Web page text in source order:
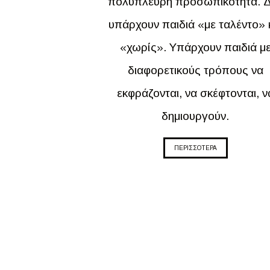
υπάρχουν παιδιά «με ταλέντο»
«χωρίς». Υπάρχουν παιδιά
διαφορετικούς τρόπους να
εκφράζονται, να σκέφτονται,
δημιουργούν.
ΠΕΡΙΣΣΟΤΕΡΑ